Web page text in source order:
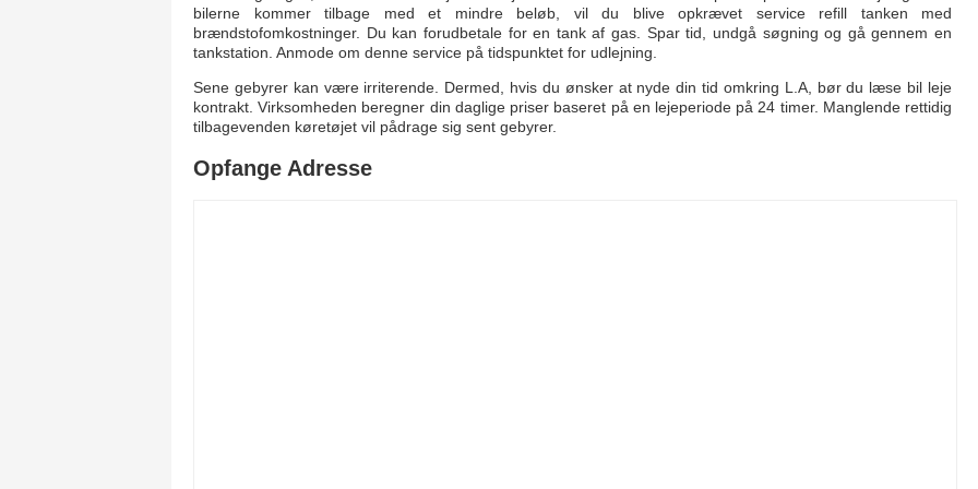
bilerne kommer tilbage med et mindre beløb, vil du blive opkrævet service refill tanken med
brændstofomkostninger. Du kan forudbetale for en tank af gas. Spar tid, undgå søgning og gå gennem en
tankstation. Anmode om denne service på tidspunktet for udlejning.
Sene gebyrer kan være irriterende. Dermed, hvis du ønsker at nyde din tid omkring L.A, bør du læse bil leje
kontrakt. Virksomheden beregner din daglige priser baseret på en lejeperiode på 24 timer. Manglende rettidig
tilbagevenden køretøjet vil pådrage sig sent gebyrer.
Opfange Adresse